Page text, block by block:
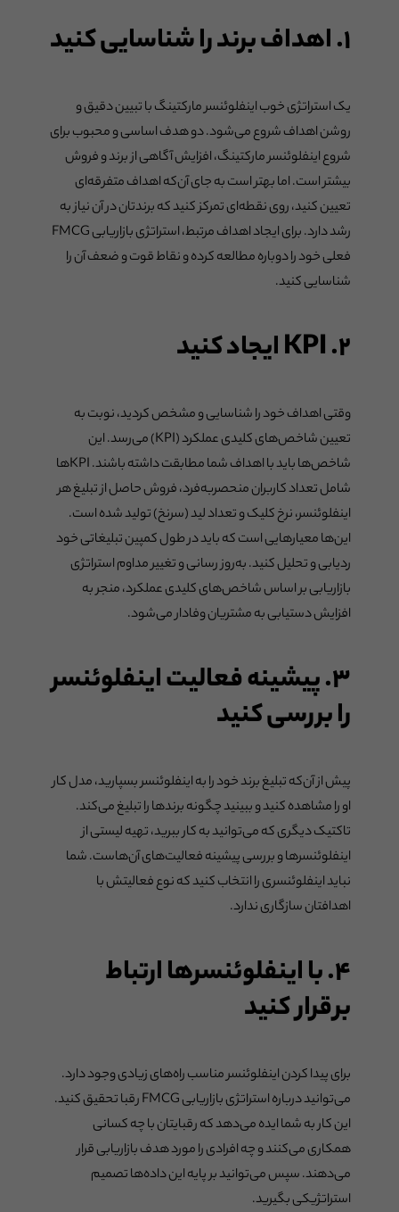
۱. اهداف برند را شناسایی کنید
یک استراتژی خوب اینفلوئنسر مارکتینگ با تبیین دقیق و
روشن اهداف شروع می‌شود. دو هدف اساسی و محبوب برای
شروع اینفلوئنسر مارکتینگ، افزایش آگاهی از برند و فروش
بیشتر است. اما بهتر است به جای آن‌که اهداف متفرقه‌ای
تعیین کنید، روی نقطه‌ای تمرکز کنید که برندتان در آن نیاز به
فعلی خود را دوباره مطالعه کرده و نقاط قوت و ضعف آن را
شناسایی کنید.
۲. KPI ایجاد کنید
وقتی اهداف خود را شناسایی و مشخص کردید، نوبت به
تعیین شاخص‌های کلیدی عملکرد (KPI) می‌رسد. این
شاخص‌ها باید با اهداف شما مطابقت داشته باشند. KPIها
شامل تعداد کاربران منحصربه‌فرد، فروش حاصل از تبلیغ هر
اینفلوئنسر، نرخ کلیک و تعداد لید (سرنخ) تولید شده است.
این‌ها معیارهایی است که باید در طول کمپین تبلیغاتی خود
ردیابی و تحلیل کنید. به‌روز رسانی و تغییر مداوم استراتژی
بازاریابی بر اساس شاخص‌های کلیدی عملکرد، منجر به
افزایش دستیابی به مشتریان وفادار می‌شود.
۳. پیشینه فعالیت اینفلوئنسر
را بررسی کنید
پیش از آن‌که تبلیغ برند خود را به اینفلوئنسر بسپارید، مدل کار
او را مشاهده کنید و ببینید چگونه برندها را تبلیغ می‌کند.
تاکتیک دیگری که می‌توانید به کار ببرید، تهیه لیستی از
اینفلوئنسرها و بررسی پیشینه فعالیت‌های آن‌هاست. شما
نباید اینفلوئنسری را انتخاب کنید که نوع فعالیتش با
اهدافتان سازگاری ندارد.
۴. با اینفلوئنسرها ارتباط
برقرار کنید
برای پیدا کردن اینفلوئنسر مناسب راه‌های زیادی وجود دارد.
می‌توانید درباره استراتژی بازاریابی FMCG رقبا تحقیق کنید.
این کار به شما ایده می‌دهد که رقبایتان با چه کسانی
همکاری می‌کنند و چه افرادی را مورد هدف بازاریابی قرار
می‌دهند. سپس می‌توانید بر پایه این داده‌ها تصمیم
استراتژیکی بگیرید.